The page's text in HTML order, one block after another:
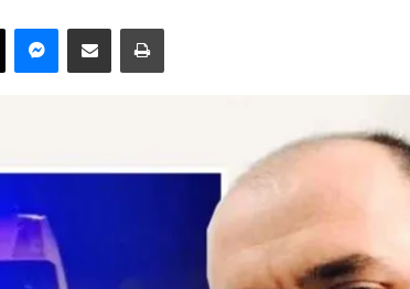
Messenger
Pošalji preko E-Maila Printaj